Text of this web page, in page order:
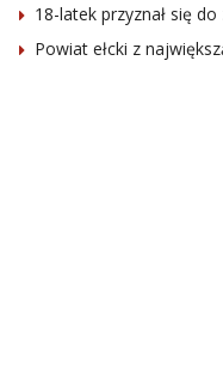
18-latek przyznał się
Powiat ełcki z